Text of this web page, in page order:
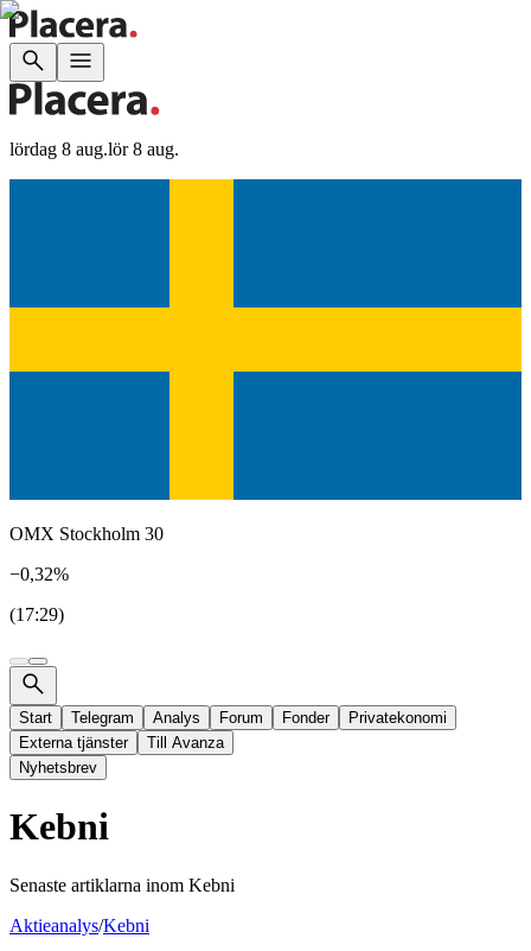
lördag 8 aug.lör 8 aug.
OMX Stockholm 30
−0,32%
(17:29)
Start Telegram Analys Forum Fonder
Privatekonomi
Externa tjänster
Till Avanza
Nyhetsbrev
Kebni
Senaste artiklarna inom Kebni
Aktieanalys/Kebni